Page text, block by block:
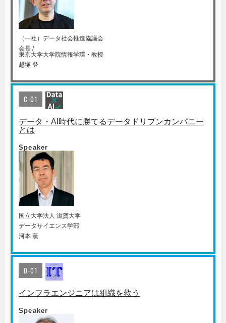
（一社）データ社会推進協議会
会長 /
東京大学大学院情報学環・教授
越塚 登
C-01
データ・AI時代に勝てるデータドリブンカンパニー
とは
Speaker
国⽴⼤学法⼈ 滋賀⼤学
データサイエンス学部
河本 薫
D-01
インフラエンジニアは組織を救う
Speaker